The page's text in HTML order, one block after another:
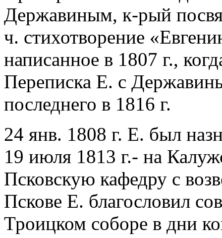
Державиным, к-рый
ч. стихотворение
написанное в 1807 г.,
Переписка Е. с
последнего в 1816 г.
24 янв. 1808 г. Е. был
19 июля 1813 г.- на
Псковскую кафедру с
Пскове Е. благословил
Троицком соборе в дни